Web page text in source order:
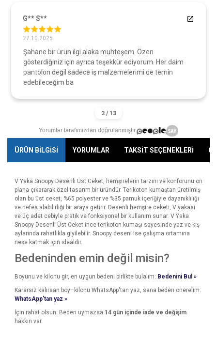
G** S**
27.10.2025
Şahane bir ürün ilgi alaka muhteşem. Özen
gösterdiğiniz için ayrıca teşekkür ediyorum. Her daim
pantolon değil sadece iş malzemelerimi de temin
edebileceğim ba
Yorumlar tarafımızdan doğrulanmıştır.
ÜRÜN BİLGİSİ YORUMLAR TAKSİT SEÇENEKLERİ
V Yaka Snoopy Desenli Üst Ceket, hemşirelerin tarzını ve konforunu ön
plana çıkararak özel tasarım bir üründür. Terikoton kumaştan üretilmiş
olan bu üst ceket, %65 polyester ve %35 pamuk içeriğiyle dayanıklılığı
ve nefes alabilirliği bir araya getirir. Desenli hemşire ceketi, V yakası
ve üç adet cebiyle pratik ve fonksiyonel bir kullanım sunar. V Yaka
Snoopy Desenli Üst Ceket ince terikoton kumaşı sayesinde yaz ve kış
aylarında rahatlıkla giyilebilir. Snoopy deseni ise çalışma ortamına
neşe katmak için idealdir.
Bedeninden emin değil misin?
Boyunu ve kilonu gir, en uygun bedeni birlikte bulalım: Bedenini Bul »
Kararsız kalırsan boy–kilonu WhatsApp'tan yaz, sana beden önerelim:
WhatsApp'tan yaz »
İçin rahat olsun: Beden uymazsa 14 gün içinde iade ve değişim
hakkın var.